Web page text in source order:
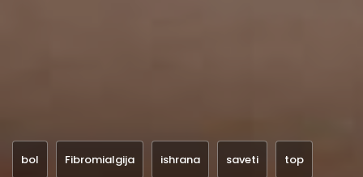
bol Fibromialgija ishrana saveti top